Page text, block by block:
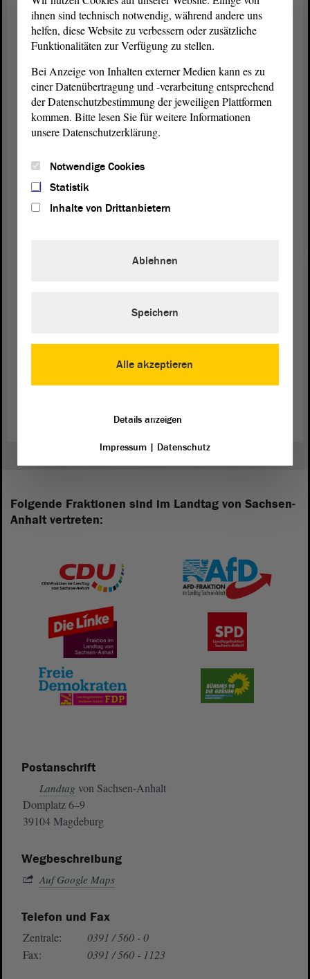
realpolitisch einfach schauen, in welche Richtung
es tatsächlich geht. Deshalb ist es wichtig, dass wir
diesen Transformationsprozess begleiten und
tatsächlich auch schauen, wie es geht.
Was das Thema Kohle betrifft, haben wir immer
gesagt: Es kann idealerweise das Jahr 2038 sein.
Jetzt wird auch in Berlin schon darüber diskutiert,
dass natürlich das Möglichste ausgereizt werden
Energiesicherheit. Die Versorgungssicherheit ist das
A und O für die Bevölkerung, meine Damen und
Herren.
des Wirtschaftsausschusses. Deshalb bitte ich um
Zurück zur Landtagssitzung
Folgende Fraktionen sind im Landtag von Sachsen-
Anhalt vertreten:
Postanschrift
Landtag von Sachsen-Anhalt
Domplatz 6–9
39104 Magdeburg
Wegbeschreibung
Auf Google Maps
Telefon und Fax
Zentrale:
0391 / 560 - 0
Fax:
0391 / 560 - 1123
ihnen sind technisch notwendig, während andere uns
helfen, diese Website zu verbessern oder zusätzliche
Funktionalitäten zur Verfügung zu stellen.
Bei Anzeige von Inhalten externer Medien kann es zu
einer Datenübertragung und -verarbeitung entsprechend
der Datenschutzbestimmung der jeweiligen Plattformen
kommen. Bitte lesen Sie für weitere Informationen
unsere Datenschutzerklärung.
Notwendige Cookies
Statistik
Inhalte von Drittanbietern
Alle akzeptieren
Ablehnen
Speichern
Details anzeigen
Impressum| Datenschutz